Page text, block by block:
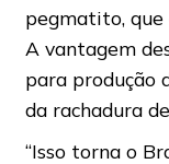
pegmatito, que
A vantagem
para produção
da rachadura
“Isso torna o